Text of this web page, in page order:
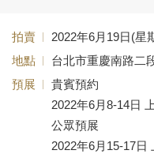
拍賣
2022年6月19日(星
地點
台北市重慶南路二
預展
貴賓預約
2022年6月8-14日
公眾預展
2022年6月15-17日